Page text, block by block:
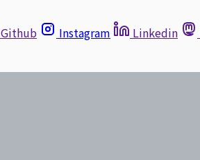
Github Instagram Linkedin